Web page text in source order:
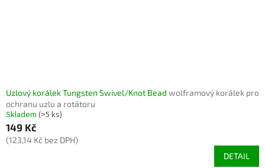
Uzlový korálek Tungsten Swivel/Knot Bead wolframový korálek pro
ochranu uzlu a rotátoru
Skladem (>5 ks)
149 Kč
(123,14 Kč bez DPH)
DETAIL